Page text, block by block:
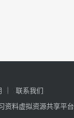
联系我们
料虚拟资源共享平台